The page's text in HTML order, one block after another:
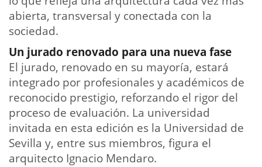
abierta, transversal y conectada con la
sociedad.
Un jurado renovado para una nueva fase
El jurado, renovado en su mayoría, estará
integrado por profesionales y académicos de
reconocido prestigio, reforzando el rigor del
proceso de evaluación. La universidad
invitada en esta edición es la Universidad de
Sevilla y, entre sus miembros, figura el
arquitecto Ignacio Mendaro.